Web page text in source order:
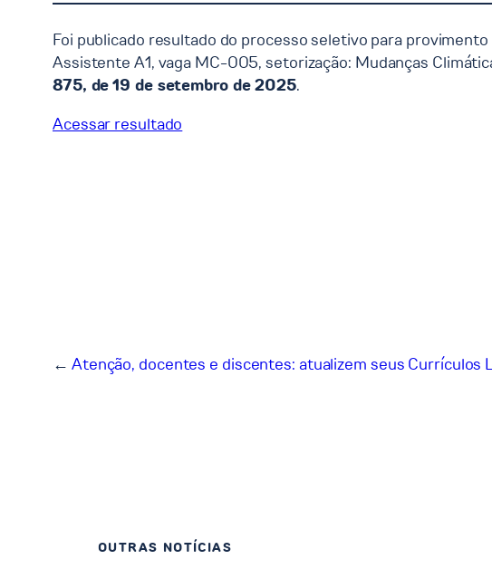
Foi publicado resultado do processo seletivo para
Assistente A1, vaga MC-005, setorização: Mudanças
875, de 19 de setembro de 2025.
Acessar resultado
← Atenção, docentes e discentes: atualizem seus Currículos
OUTRAS NOTÍCIAS